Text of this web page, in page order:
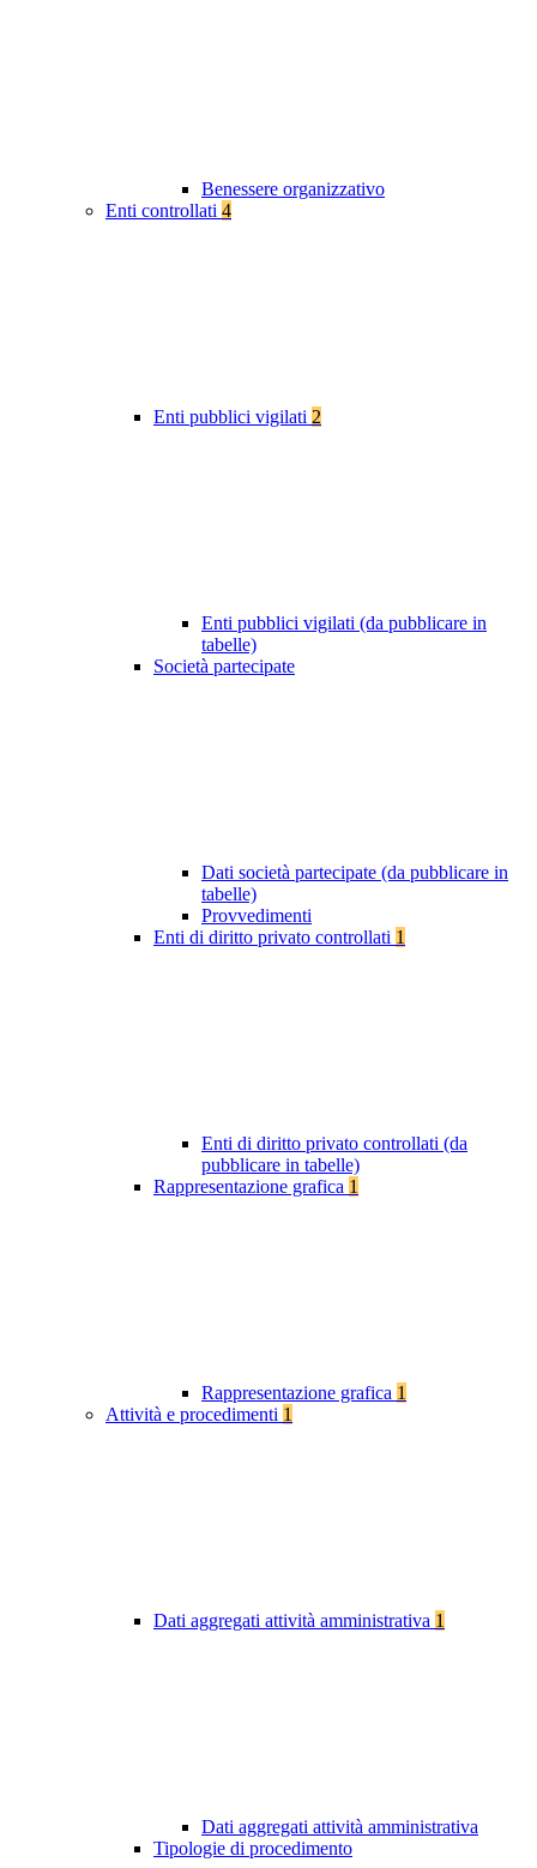
Benessere organizzativo
Enti controllati 4
Enti pubblici vigilati 2
Enti pubblici vigilati (da pubblicare in
tabelle)
Società partecipate
Dati società partecipate (da pubblicare in
tabelle)
Provvedimenti
Enti di diritto privato controllati 1
Enti di diritto privato controllati (da
pubblicare in tabelle)
Rappresentazione grafica 1
Rappresentazione grafica 1
Attività e procedimenti 1
Dati aggregati attività amministrativa 1
Dati aggregati attività amministrativa
Tipologie di procedimento